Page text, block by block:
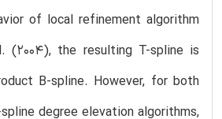
of local refinement algorithm
(2004), the resulting T-spline is
B-spline. However, for both
degree elevation algorithms,